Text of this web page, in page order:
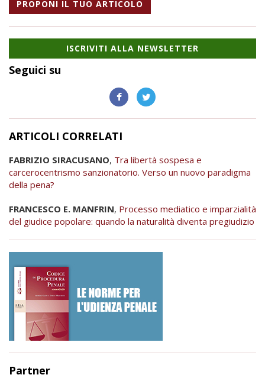
PROPONI IL TUO ARTICOLO
ISCRIVITI ALLA NEWSLETTER
Seguici su
ARTICOLI CORRELATI
FABRIZIO SIRACUSANO, Tra libertà sospesa e
carcerocentrismo sanzionatorio. Verso un nuovo paradigma
della pena?
FRANCESCO E. MANFRIN, Processo mediatico e imparzialità
del giudice popolare: quando la naturalità diventa pregiudizio
Partner